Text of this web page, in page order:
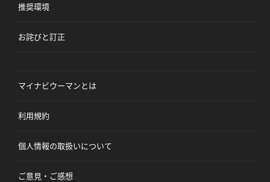
推奨環境
お詫びと訂正
マイナビウーマンとは
利用規約
個人情報の取扱いについて
ご意見・ご感想